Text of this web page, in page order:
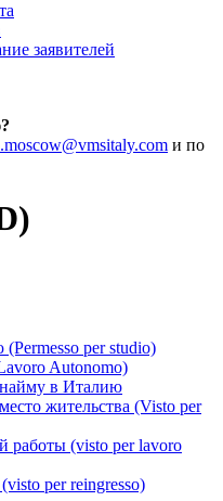
заявителей
и по
per studio)
Autonomo)
найму в Италию
жительства (Visto per
работы (visto per lavoro
per reingresso)